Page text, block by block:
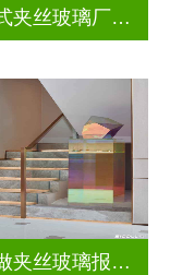
宣城欧式夹丝玻璃厂家在哪里
南通定做夹丝玻璃报价表